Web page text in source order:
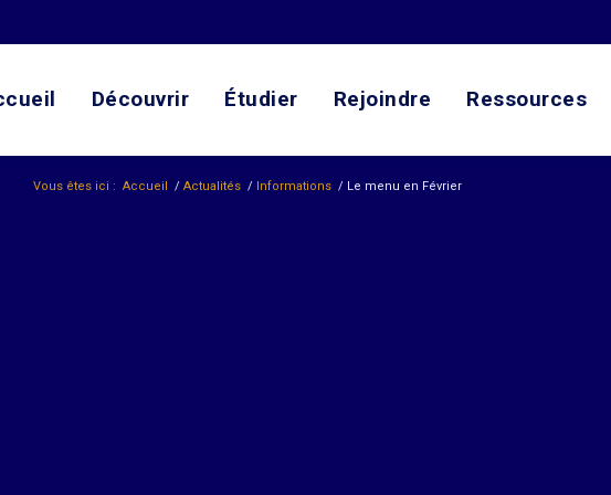
Découvrir Étudier Rejoindre Ressources
Vous êtes ici : Accueil / Actualités / Informations / Le menu en Février